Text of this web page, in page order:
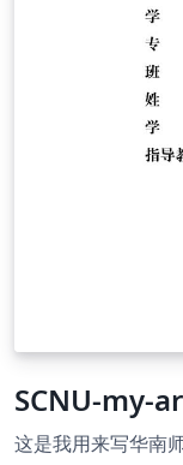
SCNU-my-
这是我用来写华南